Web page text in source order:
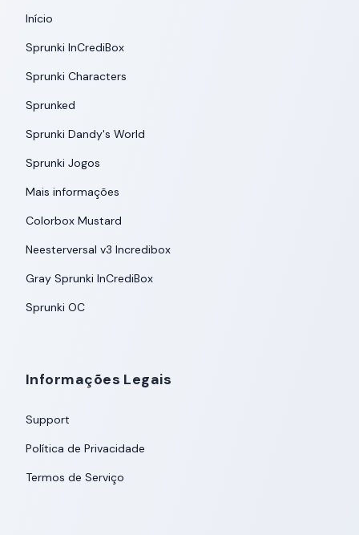
Início
Sprunki InCrediBox
Sprunki Characters
Sprunked
Sprunki Dandy's World
Sprunki Jogos
Mais informações
Colorbox Mustard
Neesterversal v3 Incredibox
Gray Sprunki InCrediBox
Sprunki OC
Informações Legais
Support
Política de Privacidade
Termos de Serviço